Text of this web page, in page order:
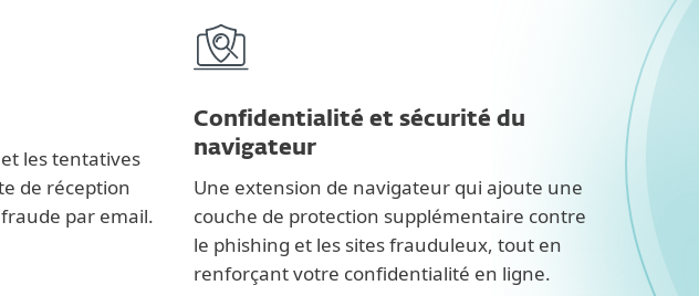
les tentatives
de réception
par email.
Confidentialité et sécurité du
navigateur
Une extension de navigateur qui ajoute une
couche de protection supplémentaire contre
le phishing et les sites frauduleux, tout en
renforçant votre confidentialité en ligne.